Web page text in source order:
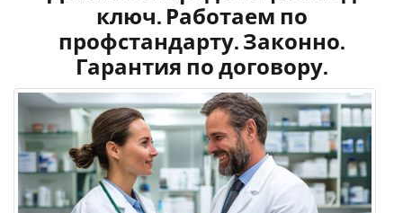
ключ. Работаем по
профстандарту. Законно.
Гарантия по договору.